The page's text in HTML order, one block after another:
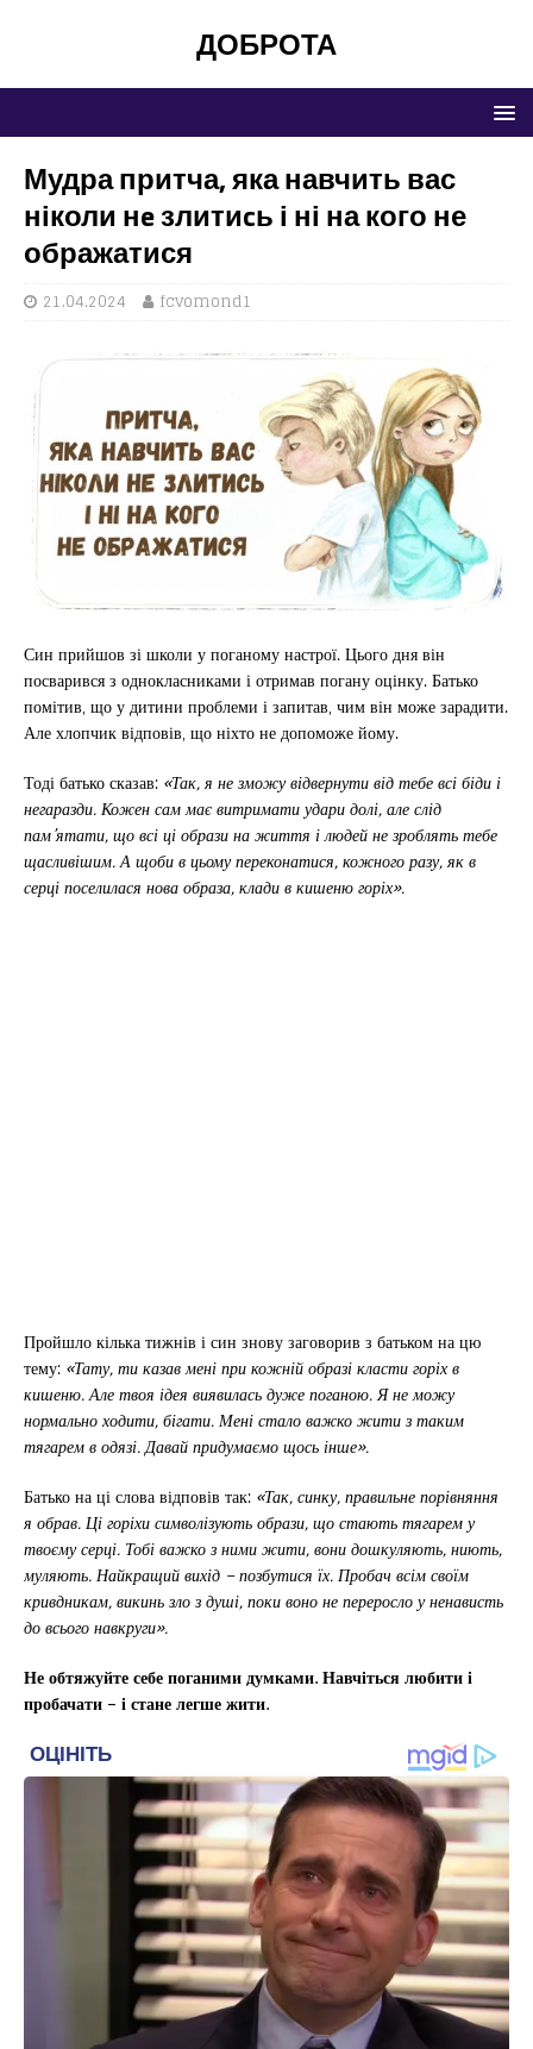
ДОБРОТА
Мудра притча, яка навчить вас
ніколи нe злитиcь і ні на кого не
ображатися
21.04.2024 fcvomond1
Син прийшов зі школи у поганому настрої. Цього дня він
посварився з однокласниками і отримав погану оцінку. Батько
помітив, що у дитини проблеми і запитав, чим він може зарадити.
Але хлопчик відповів, що ніхто не допоможе йому.
Тоді батько сказав: «Так, я не зможу відвернути від тебе всі біди і
негаразди. Кожен сам має витримати удари долі, але слід
пам’ятати, що всі ці образи на життя і людей не зроблять тебе
щасливішим. А щоби в цьому переконатися, кожного разу, як в
серці поселилася нова образа, клади в кишеню горіх».
Пройшло кілька тижнів і син знову заговорив з батьком на цю
тему: «Тату, ти казав мені при кожній образі класти горіх в
кишеню. Але твоя ідея виявилась дуже поганою. Я не можу
нормально ходити, бігати. Мені стало важко жити з таким
тягарем в одязі. Давай придумаємо щось інше».
Батько на ці слова відповів так: «Так, синку, правильне порівняння
я обрав. Ці горіхи символізують образи, що стають тягарем у
твоєму серці. Тобі важко з ними жити, вони дошкуляють, ниють,
муляють. Найкращий вихід – позбутися їх. Пробач всім своїм
кривдникам, викинь зло з душі, поки воно не переросло у ненависть
до всього навкруги».
Не обтяжуйте себе поганими думками. Навчіться любити і
пробачати – і стане легше жити.